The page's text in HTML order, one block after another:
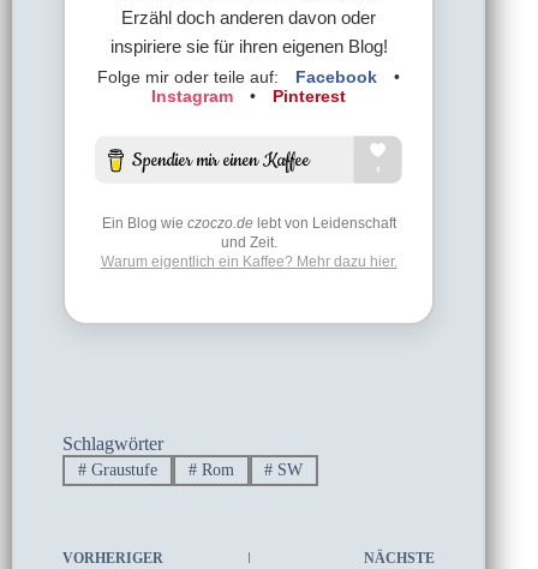
Erzähl doch anderen davon oder
inspiriere sie für ihren eigenen Blog!
Folge mir oder teile auf: Facebook
•
Instagram
• Pinterest
Ein Blog wie czoczo.delebt von Leidenschaft
und Zeit.
Warum eigentlich ein Kaffee? Mehr dazu hier.
Schlagwörter
#Graustufe #Rom # SW
VORHERIGER NÄCHSTE